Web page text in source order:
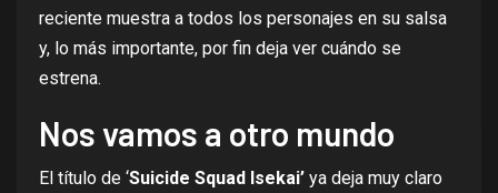
reciente muestra a todos los personajes en su salsa
y, lo más importante, por fin deja ver cuándo se
estrena.
Nos vamos a otro mundo
El título de ‘Suicide Squad Isekai’ ya deja muy claro